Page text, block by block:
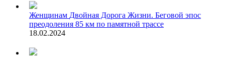
Женщинам Двойная Дорога Жизни. Беговой эпос
преодоления 85 км по памятной трассе
18.02.2024